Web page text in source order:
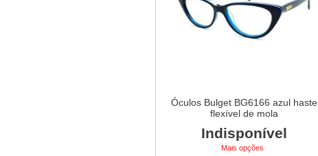
Óculos Bulget BG6166 azul haste
flexível de mola
Indisponível
Mais opções